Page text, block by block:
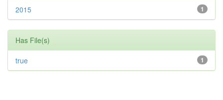
1
2015
Has File(s)
1
true